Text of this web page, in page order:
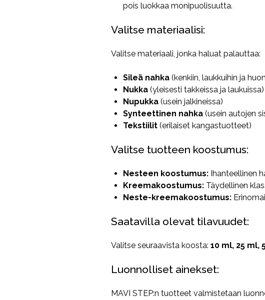
pois luokkaa monipuolisuutta.
Valitse materiaalisi:
Valitse materiaali, jonka haluat palauttaa:
Sileä nahka (kenkiin, laukkuihin ja
Nukka (yleisesti takkeissa ja laukuissa)
Nupukka (usein jalkineissa)
Synteettinen nahka (usein autojen
Tekstiilit (erilaiset kangastuotteet)
Valitse tuotteen koostumus:
Nesteen koostumus: Ihanteellinen
Kreemakoostumus: Täydellinen
Neste-kreemakoostumus:
Saatavilla olevat tilavuudet:
Valitse seuraavista koosta: 10 ml, 25 ml,
Luonnolliset ainekset:
MAVI STEP:n tuotteet valmistetaan